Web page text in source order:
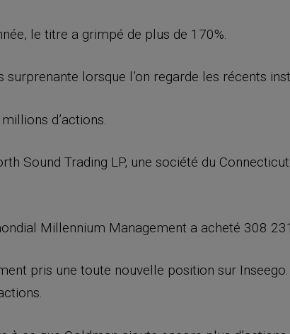
le titre a grimpé de plus de 170%.
surprenante lorsque l’on regarde les récents
d’actions.
Sound Trading LP, une société du
Millennium Management a acheté 308
pris une toute nouvelle position sur